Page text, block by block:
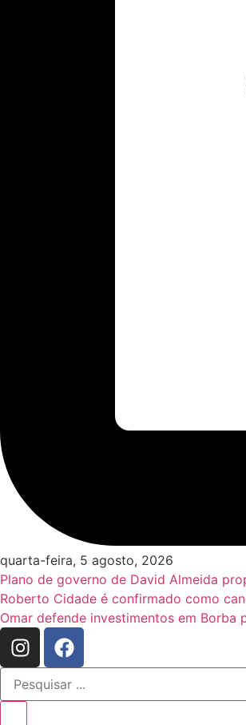
quarta-feira, 5 agosto, 2026
Plano de governo de David Almeida
Roberto Cidade é confirmado como
Omar defende investimentos em